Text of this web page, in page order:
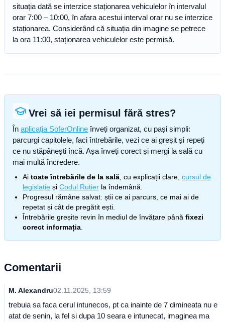
situația dată se interzice staționarea vehiculelor în intervalul
orar 7:00 – 10:00, în afara acestui interval orar nu se interzice
staționarea. Considerând că situația din imagine se petrece
la ora 11:00, staționarea vehiculelor este permisă.
Vrei să iei permisul fără stres?
În aplicația SoferOnline înveți organizat, cu pași simpli:
parcurgi capitolele, faci întrebările, vezi ce ai greșit și repeți
ce nu stăpânești încă. Așa înveți corect și mergi la sală cu
mai multă încredere.
Ai toate întrebările de la sală , cu explicații clare, cursul de
legislație și Codul Rutier la îndemână.
Progresul rămâne salvat: știi ce ai parcurs, ce mai ai de
repetat și cât de pregătit ești.
Întrebările greșite revin în mediul de învățare până fixezi
corect informația
Comentarii
M. Alexandru02.11.2025, 13:59
trebuia sa faca cerul intunecos, pt ca inainte de 7 dimineata nu e
atat de senin, la fel si dupa 10 seara e intunecat, imaginea ma